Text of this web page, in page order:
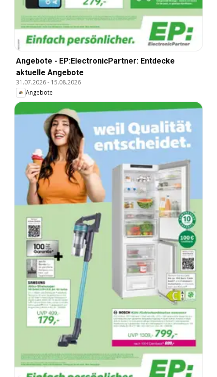
Angebote - EP:ElectronicPartner: Entdecke
aktuelle Angebote
31.07.2026- 15.08.2026
Angebote